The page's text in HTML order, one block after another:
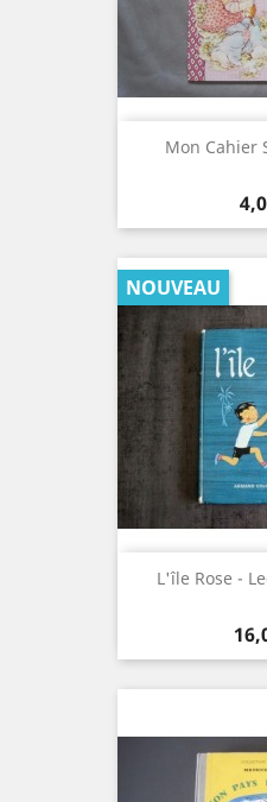
Mon Cahier
L'île Rose -
NOUVEAU